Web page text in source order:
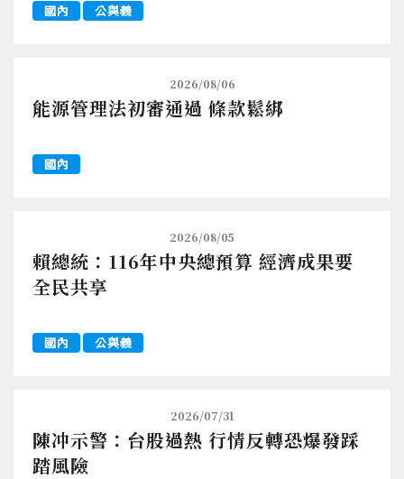
國內 公與義
2026/08/06
能源管理法初審通過 條款鬆綁
國內
2026/08/05
賴總統：116年中央總預算 經濟成果要
全民共享
國內 公與義
2026/07/31
陳冲示警：台股過熱 行情反轉恐爆發踩
踏風險